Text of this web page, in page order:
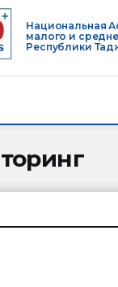
Национальная
малого и
Республики